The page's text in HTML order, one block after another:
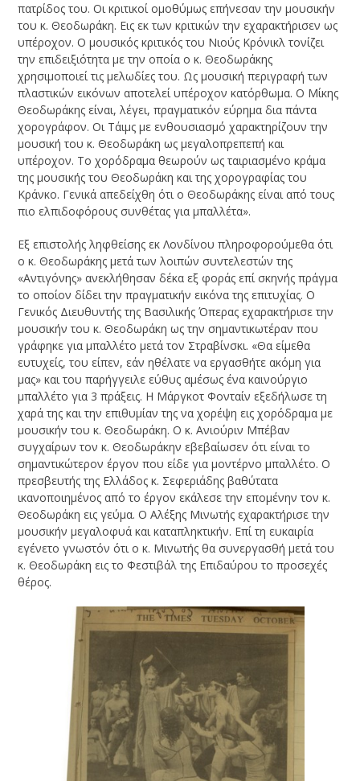
πατρίδος του. Οι κριτικοί ομοθύμως επήνεσαν την μουσικήν
του κ. Θεοδωράκη. Εις εκ των κριτικών την εχαρακτήρισεν ως
υπέροχον. Ο μουσικός κριτικός του Νιούς Κρόνικλ τονίζει
την επιδειξιότητα με την οποία ο κ. Θεοδωράκης
χρησιμοποιεί τις μελωδίες του. Ως μουσική περιγραφή των
πλαστικών εικόνων αποτελεί υπέροχον κατόρθωμα. Ο Μίκης
Θεοδωράκης είναι, λέγει, πραγματικόν εύρημα δια πάντα
χορογράφον. Οι Τάιμς με ενθουσιασμό χαρακτηρίζουν την
μουσική του κ. Θεοδωράκη ως μεγαλοπρεπεπή και
υπέροχον. Το χορόδραμα θεωρούν ως ταιριασμένο κράμα
της μουσικής του Θεοδωράκη και της χορογραφίας του
Κράνκο. Γενικά απεδείχθη ότι ο Θεοδωράκης είναι από τους
πιο ελπιδοφόρους συνθέτας για μπαλλέτα».
Εξ επιστολής ληφθείσης εκ Λονδίνου πληροφορούμεθα ότι
ο κ. Θεοδωράκης μετά των λοιπών συντελεστών της
«Αντιγόνης» ανεκλήθησαν δέκα εξ φοράς επί σκηνής πράγμα
το οποίον δίδει την πραγματικήν εικόνα της επιτυχίας. Ο
Γενικός Διευθυντής της Βασιλικής Όπερας εχαρακτήρισε την
μουσικήν του κ. Θεοδωράκη ως την σημαντικωτέραν που
γράφηκε για μπαλλέτο μετά τον Στραβίνσκι. «Θα είμεθα
ευτυχείς, του είπεν, εάν ηθέλατε να εργασθήτε ακόμη για
μας» και του παρήγγειλε εύθυς αμέσως ένα καινούργιο
μπαλλέτο για 3 πράξεις. Η Μάργκοτ Φονταίν εξεδήλωσε τη
χαρά της και την επιθυμίαν της να χορέψη εις χορόδραμα με
μουσικήν του κ. Θεοδωράκη. Ο κ. Ανιούριν Μπέβαν
συγχαίρων τον κ. Θεοδωράκην εβεβαίωσεν ότι είναι το
σημαντικώτερον έργον που είδε για μοντέρνο μπαλλέτο. Ο
πρεσβευτής της Ελλάδος κ. Σεφεριάδης βαθύτατα
ικανοποιημένος από το έργον εκάλεσε την επομένην τον κ.
Θεοδωράκη εις γεύμα. Ο Αλέξης Μινωτής εχαρακτήρισε την
μουσικήν μεγαλοφυά και καταπληκτικήν. Επί τη ευκαιρία
εγένετο γνωστόν ότι ο κ. Μινωτής θα συνεργασθή μετά του
κ. Θεοδωράκη εις το Φεστιβάλ της Επιδαύρου το προσεχές
θέρος.